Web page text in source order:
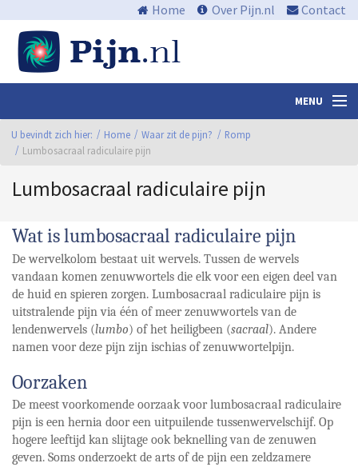
Home Over Pijn.nl Contact
MENU
Nieuws en media
Waar zit de pijn?
Wat kan ik eraan doen?
Centra
Links
Bibliotheek
U bevindt zich hier: Home Waar zit de pijn?
Romp
Lumbosacraal radiculaire pijn
Lumbosacraal radiculaire pijn
Wat is lumbosacraal radiculaire pijn
De wervelkolom bestaat uit wervels. Tussen de wervels
vandaan komen zenuwwortels die elk voor een eigen deel van
de huid en spieren zorgen. Lumbosacraal radiculaire pijn is
uitstralende pijn via één of meer zenuwwortels van de
lendenwervels (lumbo) of het heiligbeen (sacraal). Andere
namen voor deze pijn zijn ischias of zenuwwortelpijn.
Oorzaken
De meest voorkomende oorzaak voor lumbosacraal radiculaire
pijn is een hernia door een uitpuilende tussenwervelschijf. Op
hogere leeftijd kan slijtage ook beknelling van de zenuwen
geven. Soms onderzoekt de arts of de pijn een zeldzamere